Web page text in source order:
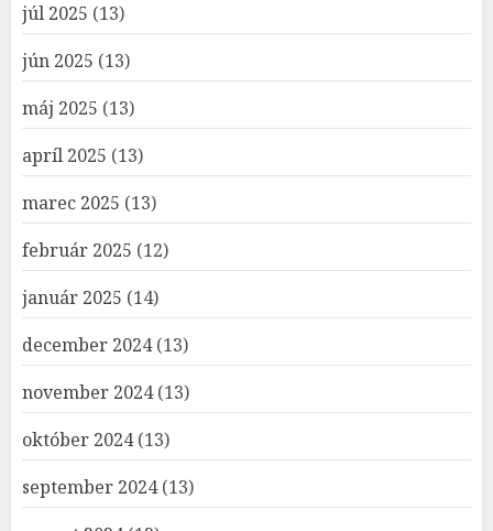
júl 2025 (13)
jún 2025 (13)
máj 2025 (13)
apríl 2025 (13)
marec 2025 (13)
február 2025 (12)
január 2025 (14)
december 2024(13)
november 2024(13)
október 2024(13)
september 2024(13)